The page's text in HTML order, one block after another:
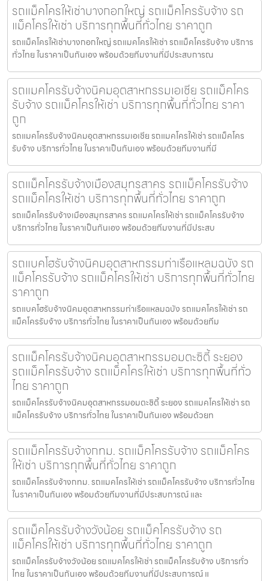
รถแม็คโครให้เช่าบางกอกใหญ่ รถแม็คโครรับจ้าง รถ
แม็คโครให้เช่า บริการทุกพื้นที่ทั่วไทย ราคาถูก
รถแม็คโครให้เช่าบางกอกใหญ่ รถแมคโครให้เช่า รถแม็คโครรับจ้าง บริการ
ทั่วไทย ในราคาเป็นกันเอง พร้อมด้วยทีมงานที่มีประสบการณ
รถแมคโครรับจ้างนิคมอุตสาหกรรมเอเชีย รถแม็คโคร
รับจ้าง รถแม็คโครให้เช่า บริการทุกพื้นที่ทั่วไทย ราคา
ถูก
รถแมคโครรับจ้างนิคมอุตสาหกรรมเอเชีย รถแมคโครให้เช่า รถแม็คโคร
รับจ้าง บริการทั่วไทย ในราคาเป็นกันเอง พร้อมด้วยทีมงานที่มี
รถแม็คโครรับจ้างเมืองสมุทรสาคร รถแม็คโครรับจ้าง
รถแม็คโครให้เช่า บริการทุกพื้นที่ทั่วไทย ราคาถูก
รถแม็คโครรับจ้างเมืองสมุทรสาคร รถแมคโครให้เช่า รถแม็คโครรับจ้าง
บริการทั่วไทย ในราคาเป็นกันเอง พร้อมด้วยทีมงานที่มีประสบ
รถแบคโฮรับจ้างนิคมอุตสาหกรรมท่าเรือแหลมฉบัง รถ
แม็คโครรับจ้าง รถแม็คโครให้เช่า บริการทุกพื้นที่ทั่วไทย
ราคาถูก
รถแบคโฮรับจ้างนิคมอุตสาหกรรมท่าเรือแหลมฉบัง รถแมคโครให้เช่า รถ
แม็คโครรับจ้าง บริการทั่วไทย ในราคาเป็นกันเอง พร้อมด้วยทีม
รถแม็คโครรับจ้างนิคมอุตสาหกรรมอมตะซิตี้ ระยอง
รถแม็คโครรับจ้าง รถแม็คโครให้เช่า บริการทุกพื้นที่ทั่ว
ไทย ราคาถูก
รถแม็คโครรับจ้างนิคมอุตสาหกรรมอมตะซิตี้ ระยอง รถแมคโครให้เช่า รถ
แม็คโครรับจ้าง บริการทั่วไทย ในราคาเป็นกันเอง พร้อมด้วยท
รถแม็คโครรับจ้างกทม. รถแม็คโครรับจ้าง รถแม็คโคร
ให้เช่า บริการทุกพื้นที่ทั่วไทย ราคาถูก
รถแม็คโครรับจ้างกทม. รถแมคโครให้เช่า รถแม็คโครรับจ้าง บริการทั่วไทย
ในราคาเป็นกันเอง พร้อมด้วยทีมงานที่มีประสบการณ์ และ
รถแม็คโครรับจ้างวังน้อย รถแม็คโครรับจ้าง รถ
แม็คโครให้เช่า บริการทุกพื้นที่ทั่วไทย ราคาถูก
รถแม็คโครรับจ้างวังน้อย รถแมคโครให้เช่า รถแม็คโครรับจ้าง บริการทั่ว
ไทย ในราคาเป็นกันเอง พร้อมด้วยทีมงานที่มีประสบการณ์ แ